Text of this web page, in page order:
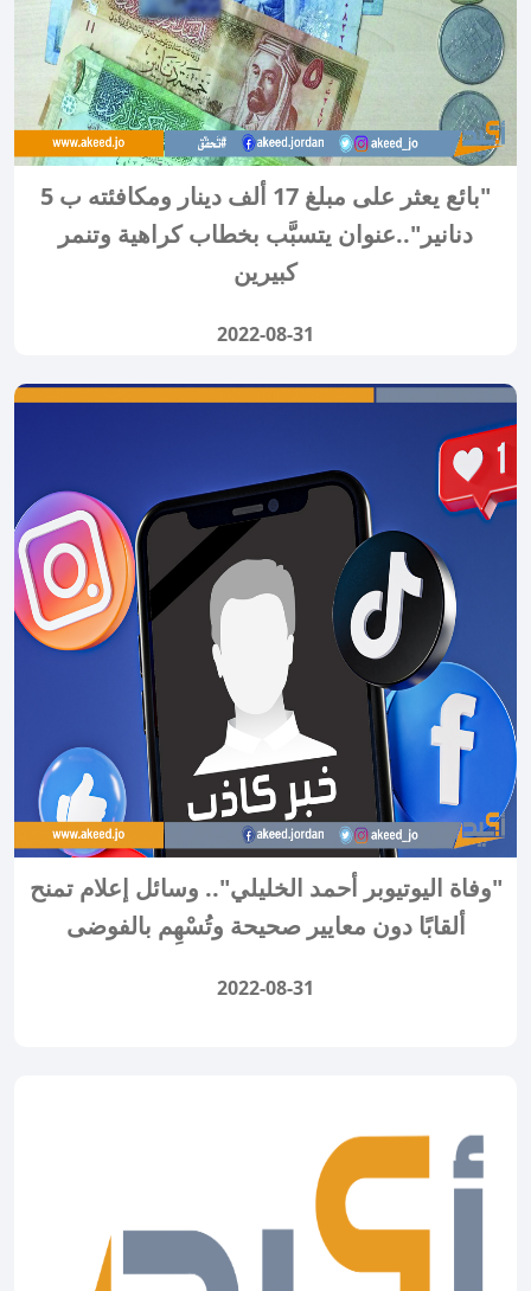
"بائع يعثر على مبلغ 17 ألف دينار ومكافئته ب 5
دنانير"..عنوان يتسبَّب بخطاب كراهية وتنمر
كبيرين
2022-08-31
"وفاة اليوتيوبر أحمد الخليلي".. وسائل إعلام تمنح
ألقابًا دون معايير صحيحة وتُسْهِم بالفوضى
2022-08-31